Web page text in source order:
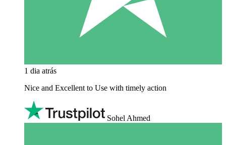
1 dia atrás
Nice and Excellent to Use with timely action
Sohel Ahmed